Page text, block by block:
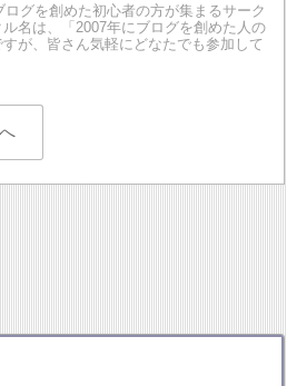
ログを創めた初心者の方が集まるサーク
ル名は、「2007年にブログを創めた人の
が、皆さん気軽にどなたでも参加して